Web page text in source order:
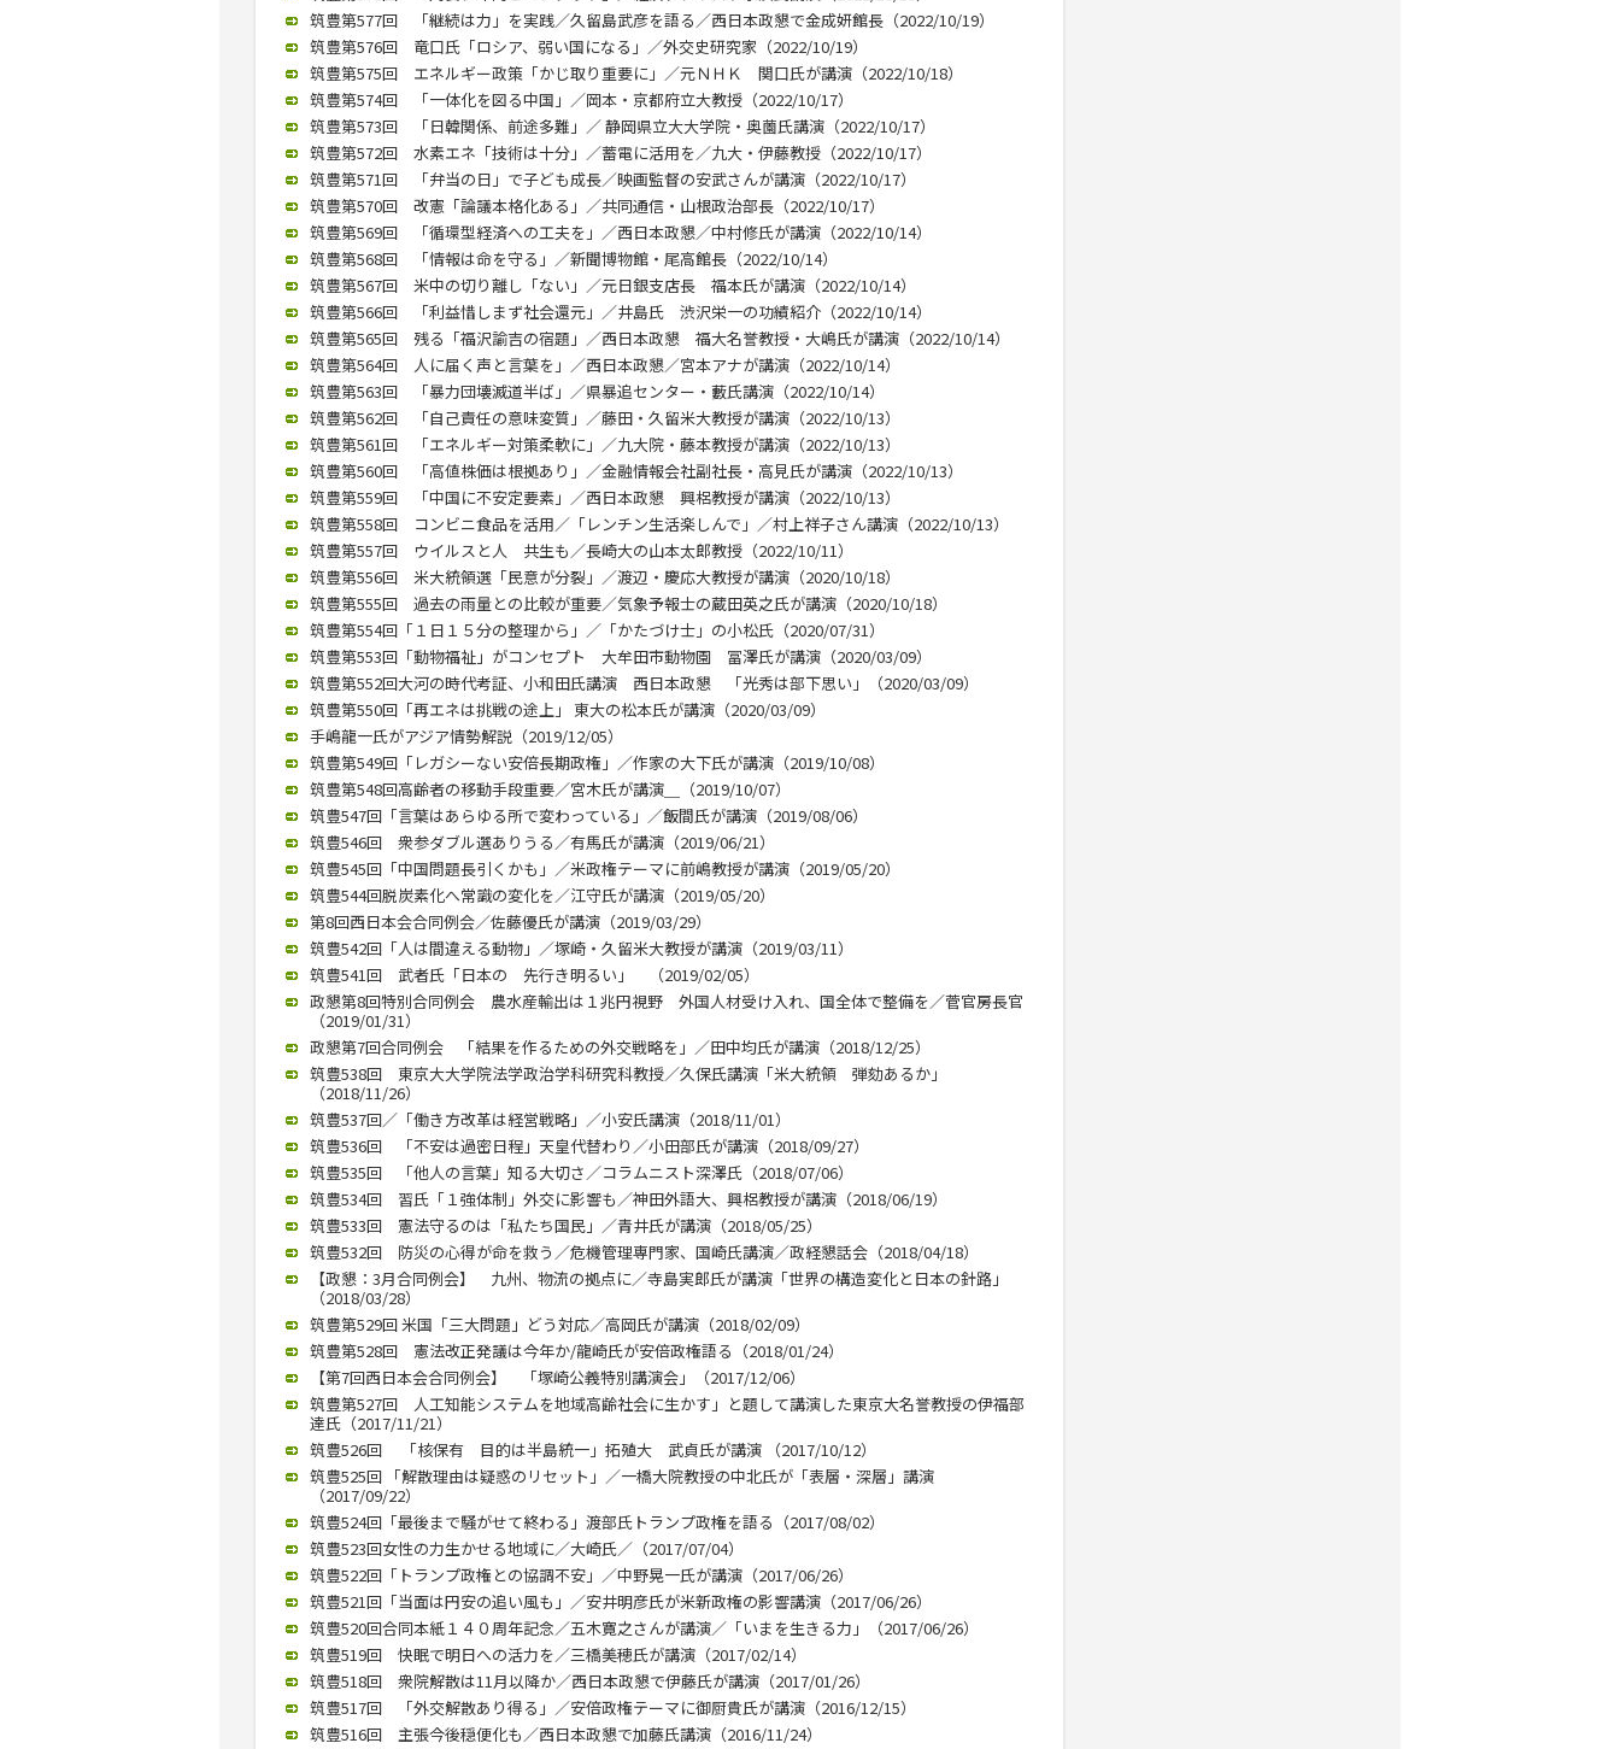
筑豊第577回 「継続は力」を実践／久留島武彦を語る／西日本政懇で金成妍館長（2022/10/19）
筑豊第576回 竜口氏「ロシア、弱い国になる」／外交史研究家（2022/10/19）
筑豊第575回 エネルギー政策「かじ取り重要に」／元ＮＨＫ 関口氏が講演（2022/10/18）
筑豊第574回 「一体化を図る中国」／岡本・京都府立大教授（2022/10/17）
筑豊第573回 「日韓関係、前途多難」／ 静岡県立大大学院・奥薗氏講演（2022/10/17）
筑豊第572回 水素エネ「技術は十分」／蓄電に活用を／九大・伊藤教授（2022/10/17）
筑豊第571回 「弁当の日」で子ども成長／映画監督の安武さんが講演（2022/10/17）
筑豊第570回 改憲「論議本格化ある」／共同通信・山根政治部長（2022/10/17）
筑豊第569回 「循環型経済への工夫を」／西日本政懇／中村修氏が講演（2022/10/14）
筑豊第568回 「情報は命を守る」／新聞博物館・尾高館長（2022/10/14）
筑豊第567回 米中の切り離し「ない」／元日銀支店長 福本氏が講演（2022/10/14）
筑豊第566回 「利益惜しまず社会還元」／井島氏 渋沢栄一の功績紹介（2022/10/14）
筑豊第565回 残る「福沢諭吉の宿題」／西日本政懇 福大名誉教授・大嶋氏が講演（2022/10/14）
筑豊第564回 人に届く声と言葉を」／西日本政懇／宮本アナが講演（2022/10/14）
筑豊第563回 「暴力団壊滅道半ば」／県暴追センター・藪氏講演（2022/10/14）
筑豊第562回 「自己責任の意味変質」／藤田・久留米大教授が講演（2022/10/13）
筑豊第561回 「エネルギー対策柔軟に」／九大院・藤本教授が講演（2022/10/13）
筑豊第560回 「高値株価は根拠あり」／金融情報会社副社長・高見氏が講演（2022/10/13）
筑豊第559回 「中国に不安定要素」／西日本政懇 興梠教授が講演（2022/10/13）
筑豊第558回 コンビニ食品を活用／「レンチン生活楽しんで」／村上祥子さん講演（2022/10/13）
筑豊第557回 ウイルスと人 共生も／長崎大の山本太郎教授（2022/10/11）
筑豊第556回 米大統領選「民意が分裂」／渡辺・慶応大教授が講演（2020/10/18）
筑豊第555回 過去の雨量との比較が重要／気象予報士の蔵田英之氏が講演（2020/10/18）
筑豊第554回「１日１５分の整理から」／「かたづけ士」の小松氏（2020/07/31）
筑豊第553回「動物福祉」がコンセプト 大牟田市動物園 冨澤氏が講演（2020/03/09）
筑豊第552回大河の時代考証、小和田氏講演 西日本政懇 「光秀は部下思い」（2020/03/09）
筑豊第550回「再エネは挑戦の途上」 東大の松本氏が講演（2020/03/09）
手嶋龍一氏がアジア情勢解説（2019/12/05）
筑豊第549回「レガシーない安倍長期政権」／作家の大下氏が講演（2019/10/08）
筑豊第548回高齢者の移動手段重要／宮木氏が講演＿（2019/10/07）
筑豊547回「言葉はあらゆる所で変わっている」／飯間氏が講演（2019/08/06）
筑豊546回 衆参ダブル選ありうる／有馬氏が講演（2019/06/21）
筑豊545回「中国問題長引くかも」／米政権テーマに前嶋教授が講演（2019/05/20）
筑豊544回脱炭素化へ常識の変化を／江守氏が講演（2019/05/20）
第8回西日本会合同例会／佐藤優氏が講演（2019/03/29）
筑豊542回「人は間違える動物」／塚崎・久留米大教授が講演（2019/03/11）
筑豊541回 武者氏「日本の 先行き明るい」 （2019/02/05）
政懇第8回特別合同例会 農水産輸出は１兆円視野 外国人材受け入れ、国全体で整備を／菅官房長官
（2019/01/31）
政懇第7回合同例会 「結果を作るための外交戦略を」／田中均氏が講演（2018/12/25）
筑豊538回 東京大大学院法学政治学科研究科教授／久保氏講演「米大統領 弾劾あるか」
（2018/11/26）
筑豊537回／「働き方改革は経営戦略」／小安氏講演（2018/11/01）
筑豊536回 「不安は過密日程」天皇代替わり／小田部氏が講演（2018/09/27）
筑豊535回 「他人の言葉」知る大切さ／コラムニスト深澤氏（2018/07/06）
筑豊534回 習氏「１強体制」外交に影響も／神田外語大、興梠教授が講演（2018/06/19）
筑豊533回 憲法守るのは「私たち国民」／青井氏が講演（2018/05/25）
筑豊532回 防災の心得が命を救う／危機管理専門家、国崎氏講演／政経懇話会（2018/04/18）
【政懇：3月合同例会】 九州、物流の拠点に／寺島実郎氏が講演「世界の構造変化と日本の針路」
（2018/03/28）
筑豊第529回 米国「三大問題」どう対応／高岡氏が講演（2018/02/09）
筑豊第528回 憲法改正発議は今年か/龍崎氏が安倍政権語る（2018/01/24）
【第7回西日本会合同例会】 「塚崎公義特別講演会」（2017/12/06）
筑豊第527回 人工知能システムを地域高齢社会に生かす」と題して講演した東京大名誉教授の伊福部
達氏（2017/11/21）
筑豊526回 「核保有 目的は半島統一」拓殖大 武貞氏が講演 （2017/10/12）
筑豊525回 「解散理由は疑惑のリセット」／一橋大院教授の中北氏が「表層・深層」講演
（2017/09/22）
筑豊524回「最後まで騒がせて終わる」渡部氏トランプ政権を語る（2017/08/02）
筑豊523回女性の力生かせる地域に／大崎氏／（2017/07/04）
筑豊522回「トランプ政権との協調不安」／中野晃一氏が講演（2017/06/26）
筑豊521回「当面は円安の追い風も」／安井明彦氏が米新政権の影響講演（2017/06/26）
筑豊520回合同本紙１４０周年記念／五木寛之さんが講演／「いまを生きる力」（2017/06/26）
筑豊519回 快眠で明日への活力を／三橋美穂氏が講演（2017/02/14）
筑豊518回 衆院解散は11月以降か／西日本政懇で伊藤氏が講演（2017/01/26）
筑豊517回 「外交解散あり得る」／安倍政権テーマに御厨貴氏が講演（2016/12/15）
筑豊516回 主張今後穏便化も／西日本政懇で加藤氏講演（2016/11/24）